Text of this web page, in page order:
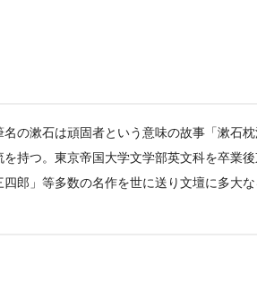
の漱石は頑固者という意味の故事「漱石枕
持つ。東京帝国大学文学部英文科を卒業後
郎」等多数の名作を世に送り文壇に多大